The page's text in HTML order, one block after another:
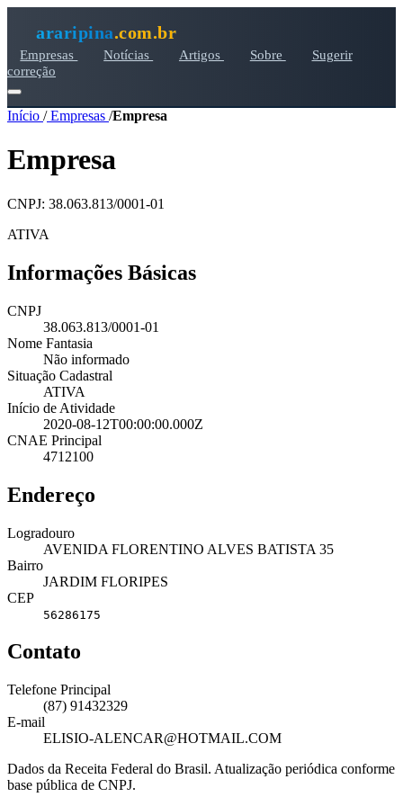
araripina.com.br
Empresas Notícias Artigos Sobre
Sugerir
correção
Início /Empresas /Empresa
Empresa
CNPJ: 38.063.813/0001-01
ATIVA
Informações Básicas
CNPJ
38.063.813/0001-01
Nome Fantasia
Não informado
Situação Cadastral
ATIVA
Início de Atividade
2020-08-12T00:00:00.000Z
CNAE Principal
4712100
Endereço
Logradouro
AVENIDA FLORENTINO ALVES BATISTA 35
Bairro
JARDIM FLORIPES
CEP
56286175
Contato
Telefone Principal
(87) 91432329
E-mail
ELISIO-ALENCAR@HOTMAIL.COM
Dados da Receita Federal do Brasil. Atualização periódica conforme
base pública de CNPJ.